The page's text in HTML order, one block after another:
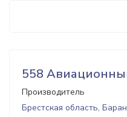
558
Производитель
Брестская область,